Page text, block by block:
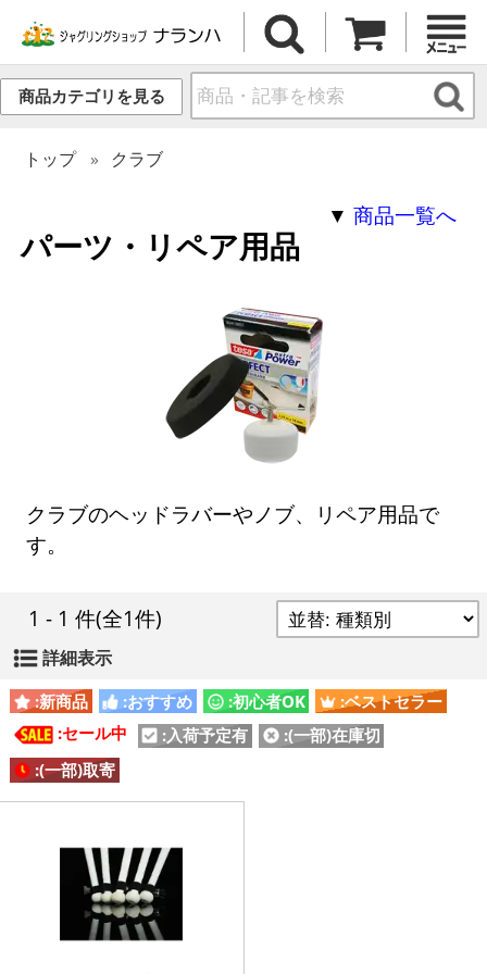
商品カテゴリを見る
トップ クラブ
パーツ・リペア用品
▼商品一覧へ
クラブのヘッドラバーやノブ、リペア用品で
す。
1 - 1 件(全1件)
詳細表示
:新商品 :おすすめ :初心者OK
:ベストセラー
:セール中
:入荷予定有
:(一部)在庫切
:(一部)取寄